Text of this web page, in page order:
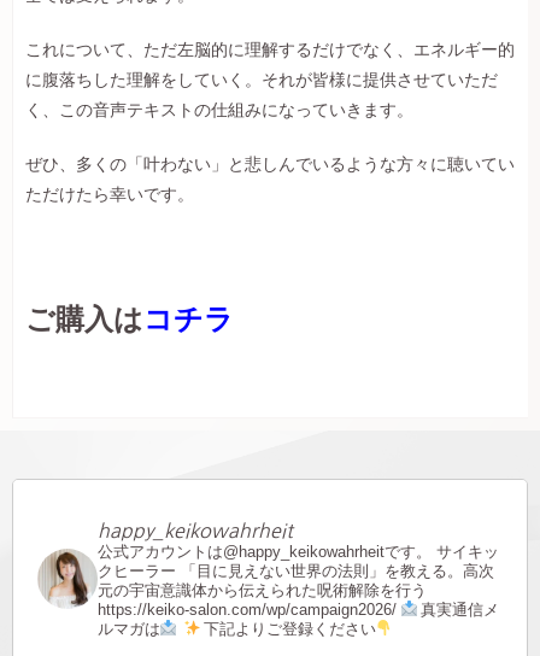
これについて、ただ左脳的に理解するだけでなく、エネルギー的
に腹落ちした理解をしていく。それが皆様に提供させていただ
く、この音声テキストの仕組みになっていきます。
ぜひ、多くの「叶わない」と悲しんでいるような方々に聴いてい
ただけたら幸いです。
ご購入はコチラ
happy_keikowahrheit
公式アカウントは@happy_keikowahrheitです。
サイキッ
クヒーラー 「目に見えない世界の法則」を教える。高次
元の宇宙意識体から伝えられた呪術解除を行う
https://keiko-salon.com/wp/campaign2026/
真実通信メ
ルマガは
下記よりご登録ください